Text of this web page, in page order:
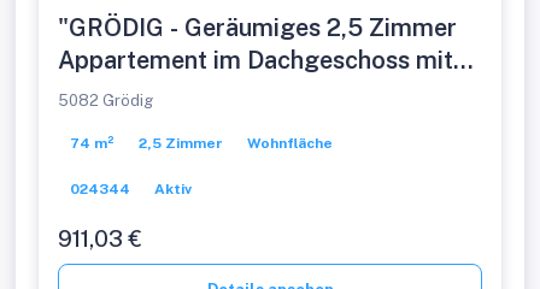
"GRÖDIG - Geräumiges 2,5 Zimmer
Appartement im Dachgeschoss mit
PKW-Stellplatz"
5082 Grödig
74 m² 2,5 Zimmer Wohnfläche
024344 Aktiv
911,03 €